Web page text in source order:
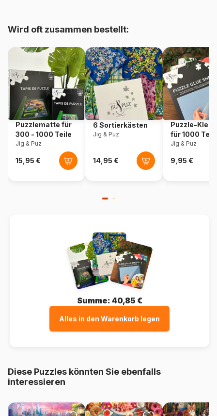
Artikelnummer Eurographics-6000-1058
EAN 628136610582
Teileanzahl 1000 Teile
Maße 67 x 49 cm
Material
Wird oft zusammen bestellt:
Puzzlematte für
300 - 1000 Teile
Jig & Puz
6 Sortierkästen
Jig & Puz
Puzzle-
für 1000
Jig & Puz
Summe: 40,85 €
Alles in den Warenkorb legen
Diese Puzzles könnten Sie ebenfalls
interessieren